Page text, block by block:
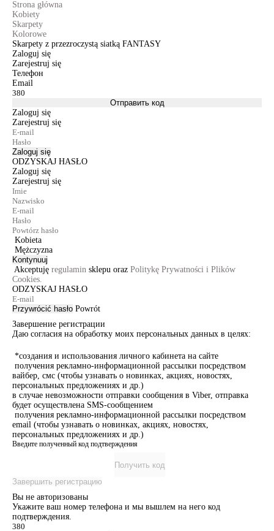
Strona główna
Kobiety
Skarpety
Kolorowe
Skarpety z przezroczystą siatką FANTASY
Zaloguj się
Zarejestruj się
Телефон
Email
Отправить код
Zaloguj się
Zarejestruj się
Zaloguj się
ODZYSKAJ HASŁO
Zaloguj się
Zarejestruj się
Kobieta
Mężczyzna
Kontynuuj
Akceptuję regulamin sklepu oraz Politykę Prywatności i Plików
Cookies.
ODZYSKAJ HASŁO
Przywrócić hasło Powrót
Завершение регистрации
Даю согласия на обработку моих персональных данных в целях:
*создания и использования личного кабинета на сайте
получения рекламно-информационной рассылки посредством
вайбер, смс (чтобы узнавать о новинках, акциях, новостях,
персональных предложениях и др.)
в случае невозможности отправки сообщения в Viber, отправка
будет осуществлена SMS-сообщением
получения рекламно-информационной рассылки посредством
email (чтобы узнавать о новинках, акциях, новостях,
персональных предложениях и др.)
Введите полученный код подтверждения
Получить код
Завершить регистрацию
Вы не авторизованы
Укажите ваш номер телефона и мы вышлем на него код
подтверждения.